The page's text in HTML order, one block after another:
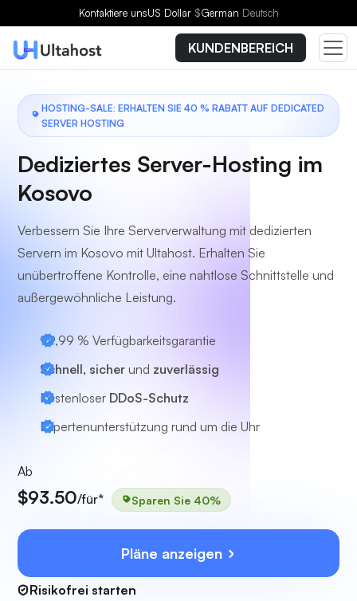
Kontaktiere unsUS Dollar $German Deutsch
KUNDENBEREICH
HOSTING-SALE: ERHALTEN SIE 40 % RABATT AUF DEDICATED
SERVER HOSTING
Dediziertes Server-Hosting im
Kosovo
Verbessern Sie Ihre Serververwaltung mit dedizierten
Servern im Kosovo mit Ultahost. Erhalten Sie
unübertroffene Kontrolle, eine nahtlose Schnittstelle und
außergewöhnliche Leistung.
99,99 % Verfügbarkeitsgarantie
Schnell, sicher und zuverlässig
Kostenloser DDoS-Schutz
Expertenunterstützung rund um die Uhr
Ab
$93.50/für* Sparen Sie 40%
Pläne anzeigen
Risikofrei starten